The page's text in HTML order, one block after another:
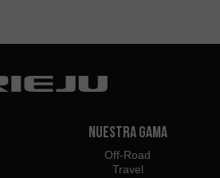
Nuestra Gama
Off-Road
Travel